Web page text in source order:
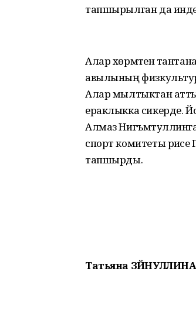
тапшырылган да
Алар хөрмәтенә
авылының
Алар мылтыктан атты,
ераклыкка сикерде.
Алмаз
спорт комитеты рәисе
тапшырды.
Татьяна